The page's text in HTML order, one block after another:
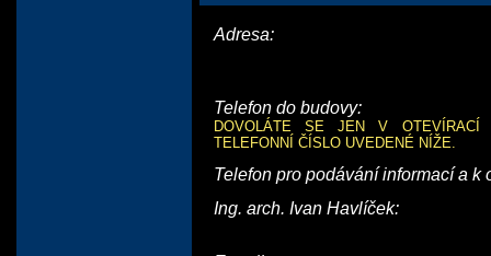
Adresa:
Telefon do budovy:
DOVOLÁTE SE JEN V OTEVÍRACÍ
TELEFONNÍ ČÍSLO UVEDENÉ NÍŽE.
Telefon pro podávání informací a k
Ing. arch. Ivan Havlíček: